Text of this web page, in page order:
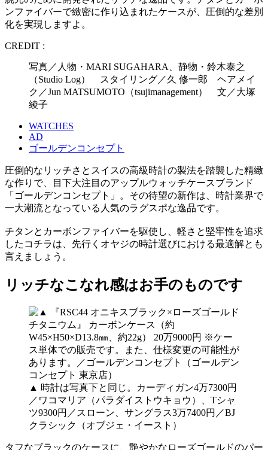
ンファイバーで緻密に作り込まれたケースが、圧倒的な差別
化を実現しますよ。
CREDIT :
写真／人物・MARI SUGAHARA、静物・鈴木泰之
（Studio Log） スタイリング／久 修一郎 ヘアメイ
ク／Jun MATSUMOTO（tsujimanagement） 文／大塚
綾子
WATCHES
AD
ゴールデンコンセプト
圧倒的なリッチさとスイスの高級時計の製法を踏襲した精緻
な作りで、目下大注目のアップルウォッチケースブランド
「ゴールデンコンセプト」。その待望の新作は、時計業界で
一大潮流となっている人気のラグスポな逸品です。
チタンとカーボンファイバーを駆使し、軽さと堅牢性を追求
したコチラは、先行くオヤジの時計選びにおける最適解とも
言えましょう。
リッチなこなれ感はお手のものです
▲ 時計は写真下と同じ。カーディガン4万7300円
／ワコマリア（パラダイストウキョウ）、Tシャ
ツ9300円／スローン、サングラス3万7400円／BJ
クラシック（オブジェ・イースト）
タフなブラックのケースに、艶やかなローズゴールドのパー